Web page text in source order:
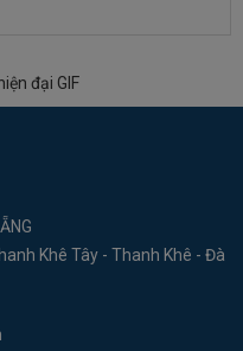
Khê Tây - Thanh Khê - Đà